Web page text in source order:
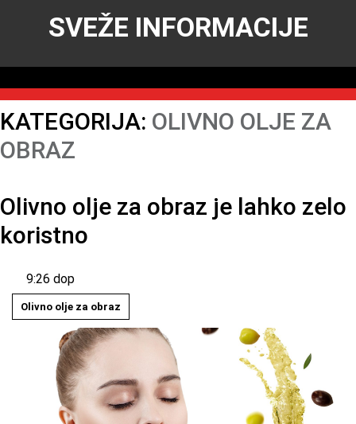
SVEŽE INFORMACIJE
KATEGORIJA: OLIVNO OLJE ZA
OBRAZ
Olivno olje za obraz je lahko zelo
koristno
9:26 dop
Olivno olje za obraz